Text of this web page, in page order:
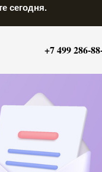
сегодня.
+7 499 286-